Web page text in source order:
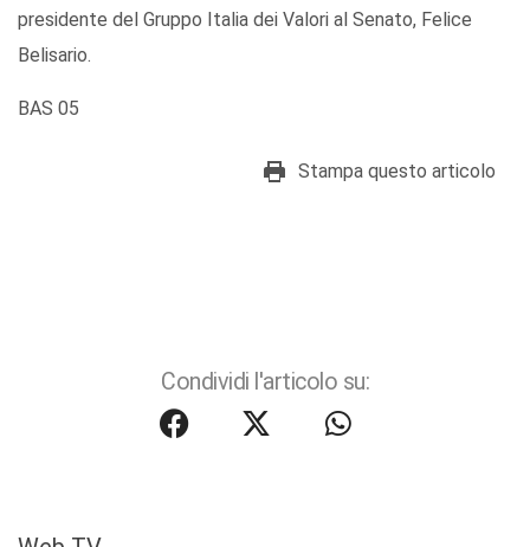
presidente del Gruppo Italia dei Valori al Senato, Felice
Belisario.
BAS 05
Stampa questo articolo
Condividi l'articolo su: